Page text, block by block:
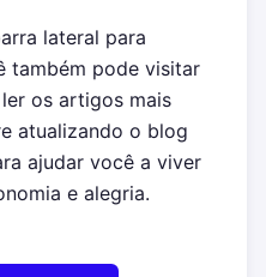
lateral para
também pode visitar
os artigos mais
atualizando o blog
ajudar você a viver
e alegria.